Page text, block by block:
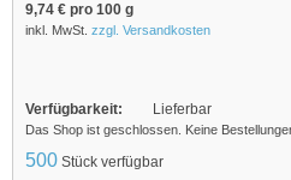
9,74 € pro 100 g
inkl. MwSt. zzgl. Versandkosten
Verfügbarkeit: Lieferbar
Das Shop ist geschlossen. Keine
500 Stück verfügbar